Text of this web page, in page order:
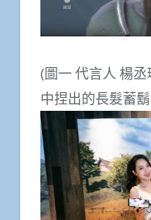
(圖一 代言人 楊
中捏出的長髮蓄